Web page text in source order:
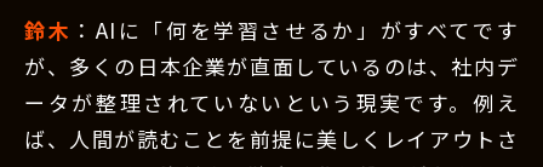
鈴木 ：AIに「何を学習させるか」がすべてです
が、多くの日本企業が直面しているのは、社内デ
ータが整理されていないという現実です。例え
ば、人間が読むことを前提に美しくレイアウトさ